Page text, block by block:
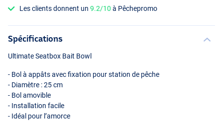
Les clients donnent un9.2/10 à Pêchepromo
Spécifications
Ultimate Seatbox Bait Bowl
- Bol à appâts avec fixation pour station de pêche
- Diamètre : 25 cm
- Bol amovible
- Installation facile
- Idéal pour l’amorce